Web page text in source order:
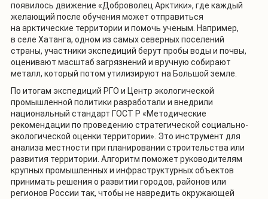
появилось движение «Доброволец Арктики», где каждый
желающий после обучения может отправиться
на арктические территории и помочь ученым. Например,
в селе Хатанга, одном из самых северных поселений
страны, участники экспедиций берут пробы воды и почвы,
оценивают масштаб загрязнений и вручную собирают
металл, который потом утилизируют на Большой земле.
По итогам экспедиций РГО и Центр экологической
промышленной политики разработали и внедрили
национальный стандарт ГОСТ Р «Методические
рекомендации по проведению стратегической социально-
экологической оценки территории». Это инструмент для
анализа местности при планировании строительства или
развития территории. Алгоритм поможет руководителям
крупных промышленных и инфраструктурных объектов
принимать решения о развитии городов, районов или
регионов России так, чтобы не навредить окружающей